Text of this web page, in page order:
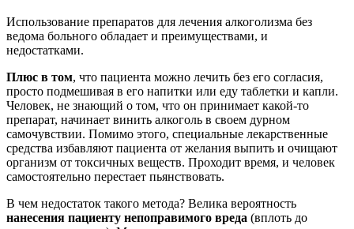
Использование препаратов для лечения алкоголизма без
ведома больного обладает и преимуществами, и
недостатками.
Плюс в том, что пациента можно лечить без его согласия,
просто подмешивая в его напитки или еду таблетки и капли.
Человек, не знающий о том, что он принимает какой-то
препарат, начинает винить алкоголь в своем дурном
самочувствии. Помимо этого, специальные лекарственные
средства избавляют пациента от желания выпить и очищают
организм от токсичных веществ. Проходит время, и человек
самостоятельно перестает пьянствовать.
В чем недостаток такого метода? Велика вероятность
нанесения пациенту непоправимого вреда (вплоть до